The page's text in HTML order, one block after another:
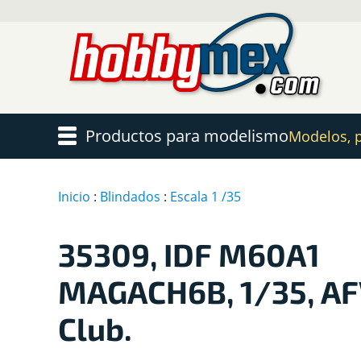
Inicio : Blindados : Escala 1 /35
35309, IDF M60A1
MAGACH6B, 1/35,
Club.
Productos para modelismoModelos,